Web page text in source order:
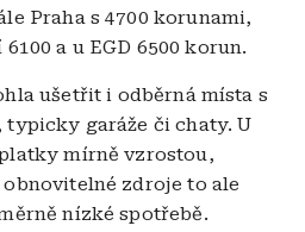
Praha s 4700 korunami,
a u EGD 6500 korun.
ušetřit i odběrná místa s
garáže či chaty. U
mírně vzrostou,
zdroje to ale
nízké spotřebě.